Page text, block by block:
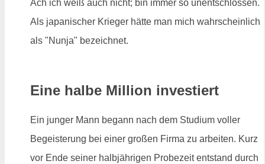
Ach ich weiß auch nicht; bin immer so unentschlossen.
Als japanischer Krieger hätte man mich wahrscheinlich
als "Nunja" bezeichnet.
Eine halbe Million investiert
Ein junger Mann begann nach dem Studium voller
Begeisterung bei einer großen Firma zu arbeiten. Kurz
vor Ende seiner halbjährigen Probezeit entstand durch